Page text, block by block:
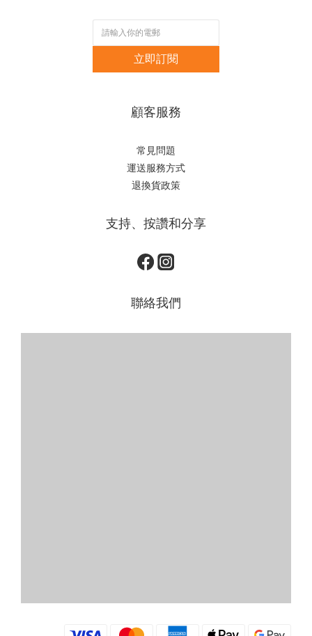
立即訂閱
顧客服務
常見問題
運送服務方式
退換貨政策
支持、按讚和分享
聯絡我們